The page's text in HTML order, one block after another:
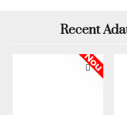
✔️ Formă de floare cu accente roz
✔️ Bază stabilă, transparentă –
✔️ Ușor de curățat și întreținut
✔️ Potrivit pentru saloane
Recent
Nou